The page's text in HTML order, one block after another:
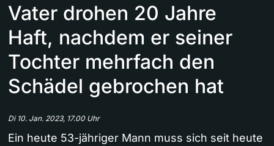
Vater drohen 20 Jahre
Haft, nachdem er seiner
Tochter mehrfach den
Schädel gebrochen hat
Di 10. Jan. 2023, 17.00 Uhr
Ein heute 53-jähriger Mann muss sich seit heute